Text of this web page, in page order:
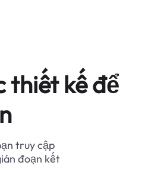
thiết kế để
truy cập
đoạn kết